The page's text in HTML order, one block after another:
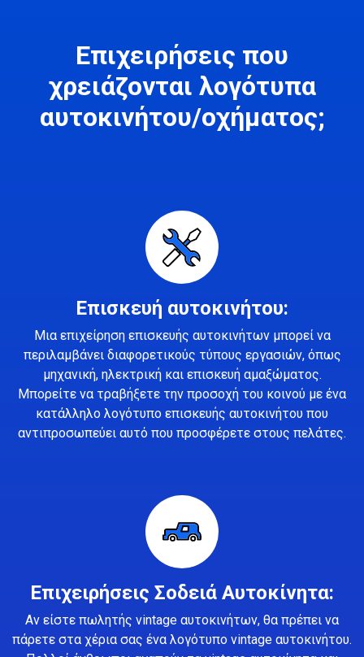
Επιχειρήσεις που
χρειάζονται λογότυπα
αυτοκινήτου/οχήματος;
Επισκευή αυτοκινήτου:
Μια επιχείρηση επισκευής αυτοκινήτων μπορεί να
περιλαμβάνει διαφορετικούς τύπους εργασιών, όπως
μηχανική, ηλεκτρική και επισκευή αμαξώματος.
Μπορείτε να τραβήξετε την προσοχή του κοινού με ένα
κατάλληλο λογότυπο επισκευής αυτοκινήτου που
αντιπροσωπεύει αυτό που προσφέρετε στους πελάτες.
Επιχειρήσεις Σοδειά Αυτοκίνητα:
Αν είστε πωλητής vintage αυτοκινήτων, θα πρέπει να
πάρετε στα χέρια σας ένα λογότυπο vintage αυτοκινήτου.